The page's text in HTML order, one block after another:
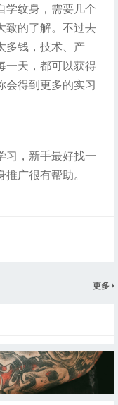
学纹身，需要几个
致的了解。不过去
多钱，技术、产
一天，都可以获得
会得到更多的实习
习，新手最好找一
广很有帮助。
更多